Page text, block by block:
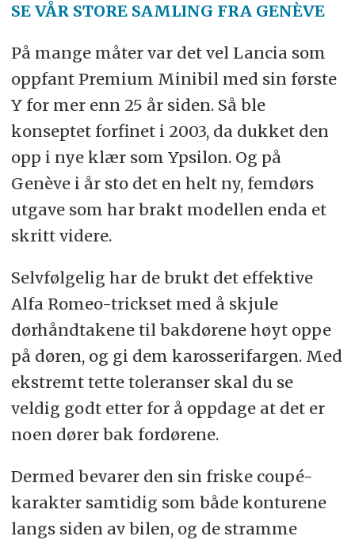
SE VÅR STORE SAMLING FRA GENÈVE
På mange måter var det vel Lancia som
oppfant Premium Minibil med sin første
Y for mer enn 25 år siden. Så ble
konseptet forfinet i 2003, da dukket den
opp i nye klær som Ypsilon. Og på
Genève i år sto det en helt ny, femdørs
utgave som har brakt modellen enda et
skritt videre.
Selvfølgelig har de brukt det effektive
Alfa Romeo-trickset med å skjule
dørhåndtakene til bakdørene høyt oppe
på døren, og gi dem karosserifargen. Med
ekstremt tette toleranser skal du se
veldig godt etter for å oppdage at det er
noen dører bak fordørene.
Dermed bevarer den sin friske coupé-
karakter samtidig som både konturene
langs siden av bilen, og de stramme